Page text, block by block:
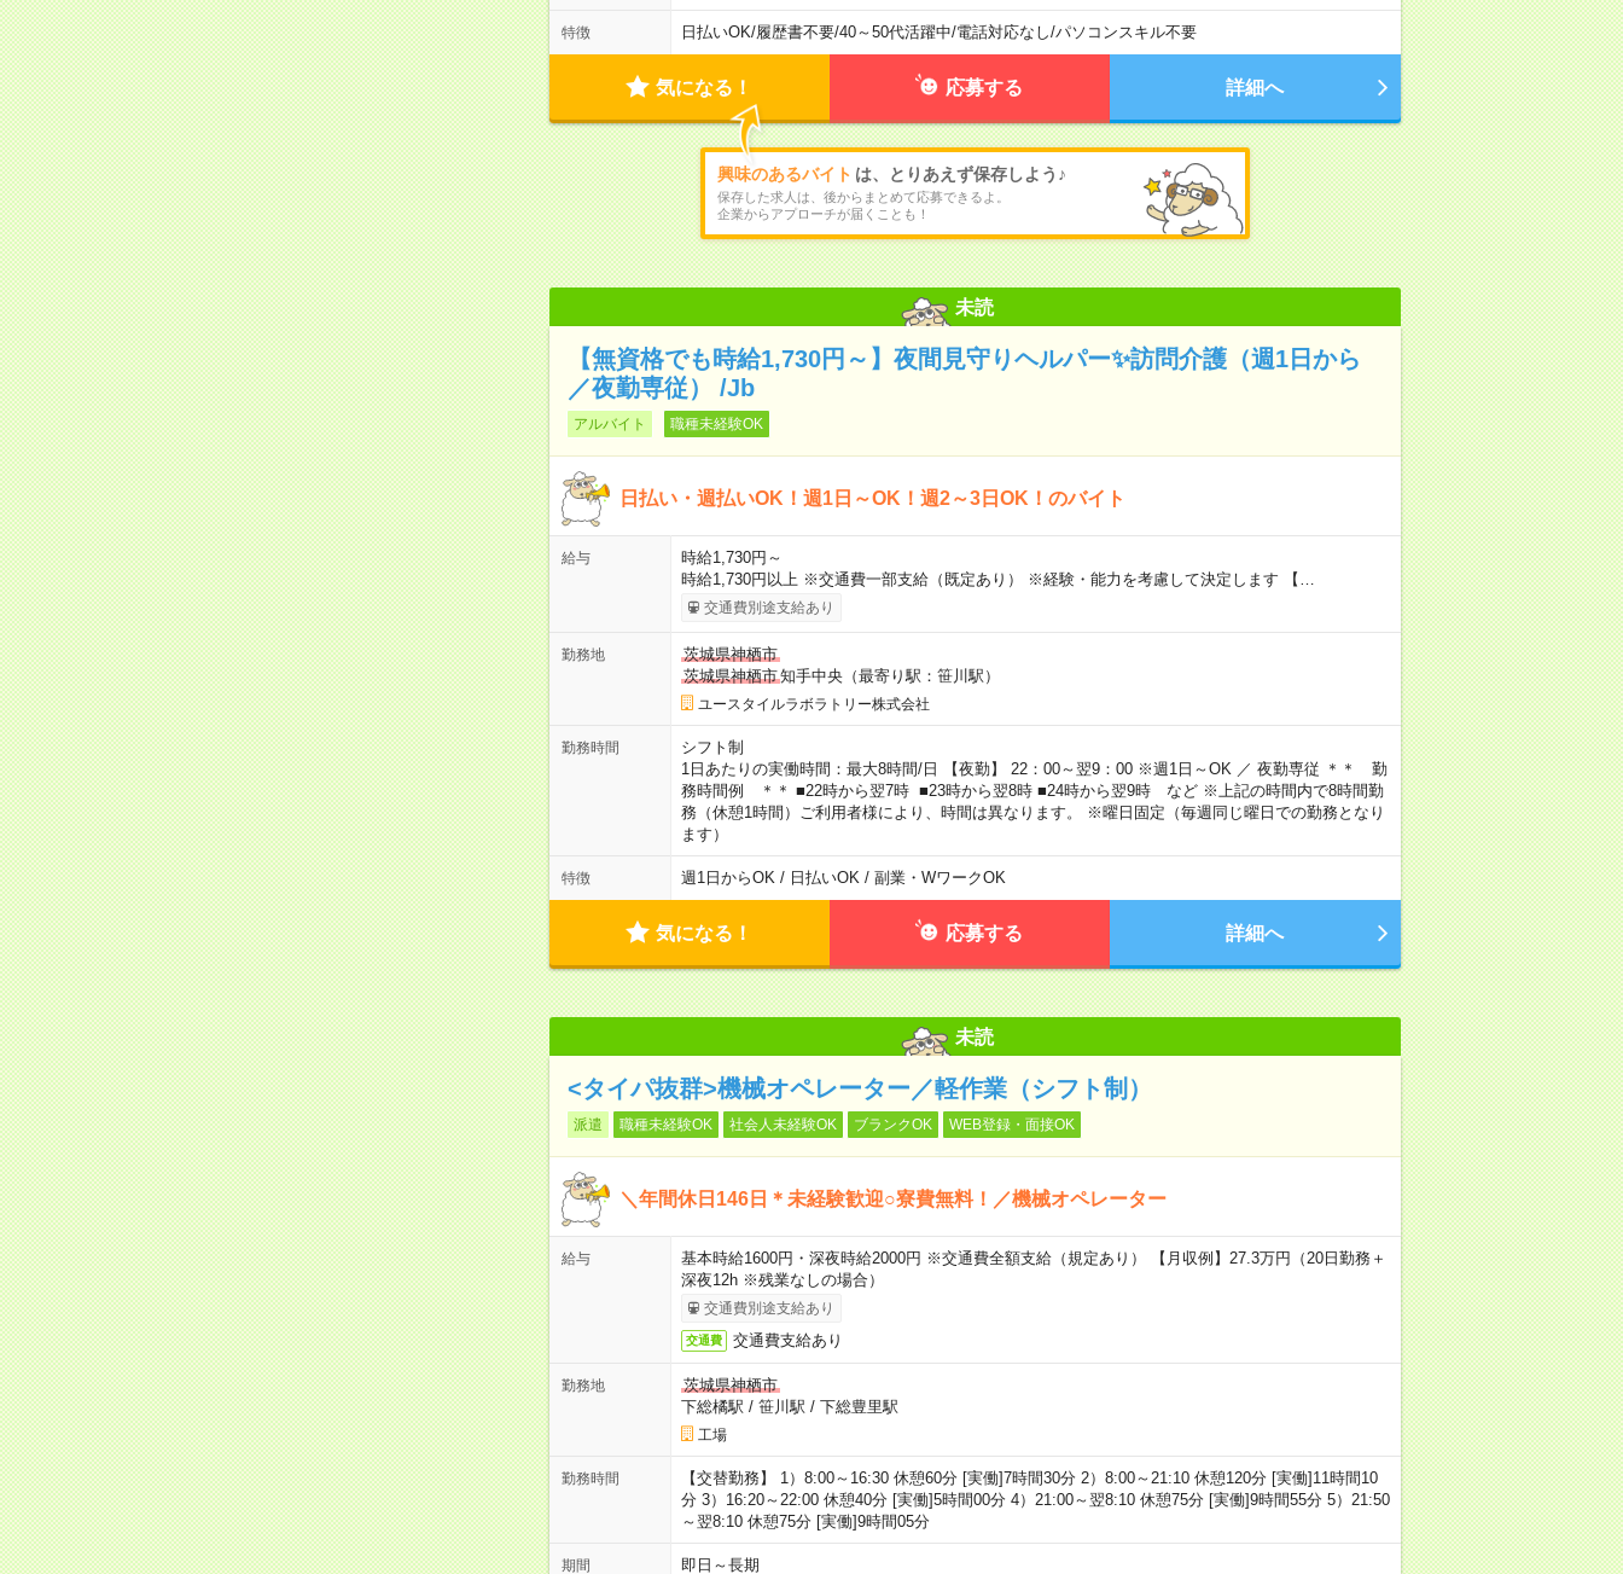
特徴 日払いOK/履歴書不要/40～50代活躍中/電話対応なし/パソコンスキル不要
気になる！ 応募する 詳細へ
興味のあるバイト は、とりあえず保存しよう♪
保存した求人は、後からまとめて応募できるよ。
企業からアプローチが届くことも！
未読
【無資格でも時給1,730円～】夜間見守りヘルパー✨訪問介護（週1日から
／夜勤専従） /Jb
アルバイト 職種未経験OK
日払い・週払いOK！週1日～OK！週2～3日OK！のバイト
給与
時給1,730円～
時給1,730円以上 ※交通費一部支給（既定あり） ※経験・能力を考慮して決定します 【…
交通費別途支給あり
勤務地
茨城県神栖市
茨城県神栖市知手中央（最寄り駅：笹川駅）
ユースタイルラボラトリー株式会社
勤務時間
シフト制
1日あたりの実働時間：最大8時間/日 【夜勤】 22：00～翌9：00 ※週1日～OK ／ 夜勤専従 ＊＊ 勤
務時間例 ＊＊ ■22時から翌7時 ■23時から翌8時 ■24時から翌9時 など ※上記の時間内で8時間勤
務（休憩1時間）ご利用者様により、時間は異なります。 ※曜日固定（毎週同じ曜日での勤務となり
ます）
特徴 週1日からOK / 日払いOK / 副業・WワークOK
気になる！ 応募する 詳細へ
未読
<タイパ抜群>機械オペレーター／軽作業（シフト制）
派遣 職種未経験OK 社会人未経験OK ブランクOK WEB登録・面接OK
＼年間休日146日＊未経験歓迎○寮費無料！／機械オペレーター
給与
基本時給1600円・深夜時給2000円 ※交通費全額支給（規定あり） 【月収例】27.3万円（20日勤務＋
深夜12h ※残業なしの場合）
交通費別途支給あり
交通費 交通費支給あり
勤務地
茨城県神栖市
下総橘駅 / 笹川駅 / 下総豊里駅
工場
勤務時間
【交替勤務】 1）8:00～16:30 休憩60分 [実働]7時間30分 2）8:00～21:10 休憩120分 [実働]11時間10
分 3）16:20～22:00 休憩40分 [実働]5時間00分 4）21:00～翌8:10 休憩75分 [実働]9時間55分 5）21:50
～翌8:10 休憩75分 [実働]9時間05分
期間 即日～長期